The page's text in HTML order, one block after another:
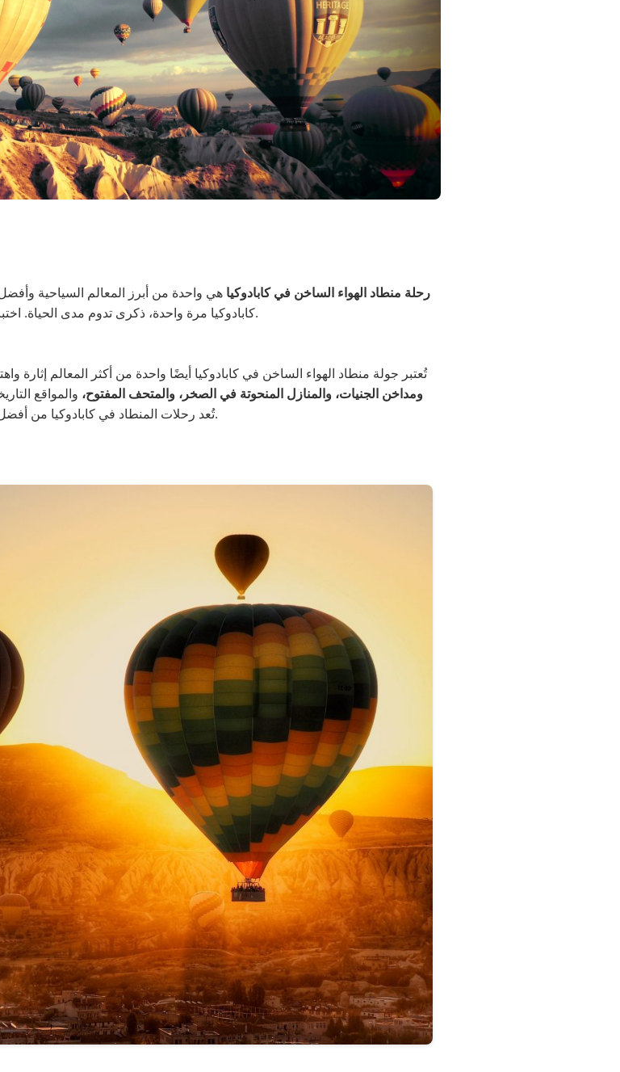
رحلة منطاد الهواء الساخن في كابادوكيا هي واحدة من أبرز المعالم السياحية
كابادوكيا مرة واحدة، ذكرى تدوم مدى الحياة.الجميلة.
تُعتبر جولة منطاد الهواء الساخن في كابادوكيا أيضًا واحدة من أكثر المعالم إثارة
ومداخن الجنيات، والمنازل المنحوتة في الصخر، والمتحف المفتوح، والمواقع
تُعد رحلات المنطاد في كابادوكيا من أفضل المسارات، وكذلك من أكثر الرحلات ازدحامًا في العالم.